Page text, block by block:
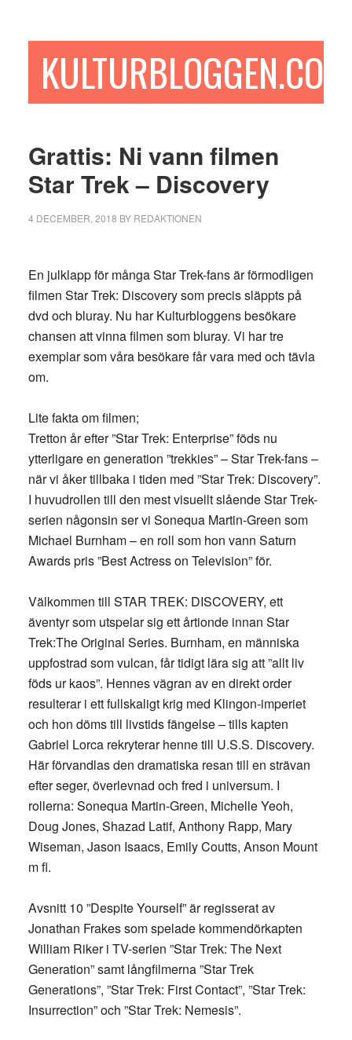
sidofältetKULTURBLOGGEN.COM
Grattis: Ni vann filmen
Star Trek – Discovery
4 DECEMBER, 2018 BY REDAKTIONEN
En julklapp för många Star Trek-fans är förmodligen
filmen Star Trek: Discovery som precis släppts på
dvd och bluray. Nu har Kulturbloggens besökare
chansen att vinna filmen som bluray. Vi har tre
exemplar som våra besökare får vara med och tävla
om.
Lite fakta om filmen;
Tretton år efter ”Star Trek: Enterprise” föds nu
ytterligare en generation ”trekkies” – Star Trek-fans –
när vi åker tillbaka i tiden med ”Star Trek: Discovery”.
I huvudrollen till den mest visuellt slående Star Trek-
serien någonsin ser vi Sonequa Martin-Green som
Michael Burnham – en roll som hon vann Saturn
Awards pris ”Best Actress on Television” för.
Välkommen till STAR TREK: DISCOVERY, ett
äventyr som utspelar sig ett årtionde innan Star
Trek:The Original Series. Burnham, en människa
uppfostrad som vulcan, får tidigt lära sig att ”allt liv
föds ur kaos”. Hennes vägran av en direkt order
resulterar i ett fullskaligt krig med Klingon-imperiet
och hon döms till livstids fängelse – tills kapten
Gabriel Lorca rekryterar henne till U.S.S. Discovery.
Här förvandlas den dramatiska resan till en strävan
efter seger, överlevnad och fred i universum. I
rollerna: Sonequa Martin-Green, Michelle Yeoh,
Doug Jones, Shazad Latif, Anthony Rapp, Mary
Wiseman, Jason Isaacs, Emily Coutts, Anson Mount
m fl.
Avsnitt 10 ”Despite Yourself” är regisserat av
Jonathan Frakes som spelade kommendörkapten
William Riker i TV-serien ”Star Trek: The Next
Generation” samt långfilmerna ”Star Trek
Generations”, ”Star Trek: First Contact”, ”Star Trek:
Insurrection” och ”Star Trek: Nemesis”.